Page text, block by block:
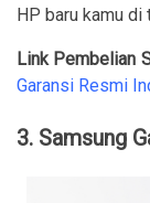
HP baru kamu di
Link Pembelian
Garansi Resmi
3. Samsung